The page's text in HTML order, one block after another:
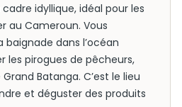
idyllique, idéal pour les
au Cameroun. Vous
dans l’océan
les pirogues de pêcheurs,
Batanga. C’est le lieu
et déguster des produits